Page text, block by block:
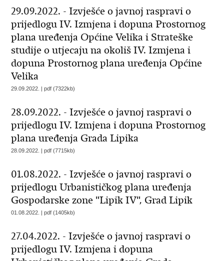
29.09.2022. - Izvješće o javnoj raspravi o
prijedlogu IV. Izmjena i dopuna Prostornog
plana uređenja Općine Velika i Strateške
studije o utjecaju na okoliš IV. Izmjena i
dopuna Prostornog plana uređenja Općine
Velika
29.09.2022. | pdf (7322kb)
28.09.2022. - Izvješće o javnoj raspravi o
prijedlogu IV. Izmjena i dopuna Prostornog
plana uređenja Grada Lipika
28.09.2022. | pdf (7715kb)
01.08.2022. - Izvješće o javnoj raspravi o
prijedlogu Urbanističkog plana uređenja
Gospodarske zone "Lipik IV", Grad Lipik
01.08.2022. | pdf (1405kb)
27.04.2022. - Izvješće o javnoj raspravi o
prijedlogu IV. Izmjena i dopuna